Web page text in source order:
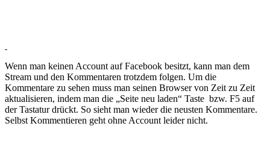
Wenn man keinen Account auf Facebook besitzt, kann man dem
Stream und den Kommentaren trotzdem folgen. Um die
Kommentare zu sehen muss man seinen Browser von Zeit zu Zeit
aktualisieren, indem man die „Seite neu laden“ Taste bzw. F5 auf
der Tastatur drückt. So sieht man wieder die neusten Kommentare.
Selbst Kommentieren geht ohne Account leider nicht.